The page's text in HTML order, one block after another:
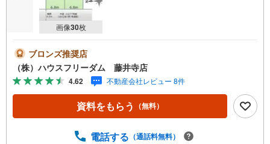
画像30枚
ブロンズ推奨店
（株）ハウスフリーダム 藤井寺店
4.62 不動産会社レビュー 8件
資料をもらう （無料）
電話する （通話料無料）